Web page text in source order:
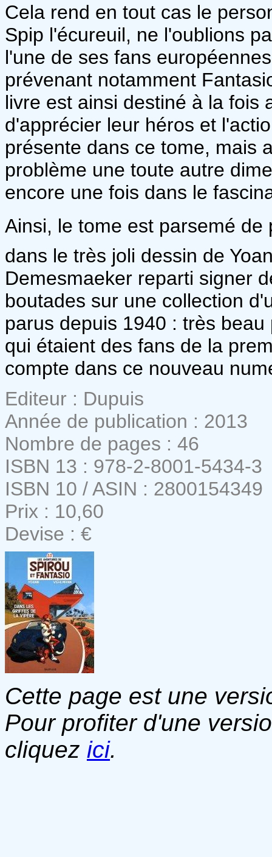
Cela rend en tout cas le
Spip l'écureuil, ne l'oublions
l'une de ses fans
prévenant notamment
livre est ainsi destiné à la fois
d'apprécier leur héros et
présente dans ce tome, mais
problème une toute autre
encore une fois dans le
Ainsi, le tome est parsemé de
dans le très joli dessin de
Demesmaeker reparti signer
boutades sur une collection
parus depuis 1940 : très
qui étaient des fans de la
compte dans ce nouveau
Editeur : Dupuis
Année de publication : 2013
Nombre de pages : 46
ISBN 13 : 978-2-8001-5434-3
ISBN 10 / ASIN : 2800154349
Prix : 10,60
Devise : €
Cette page est une
Pour profiter d'une
cliquez ici.